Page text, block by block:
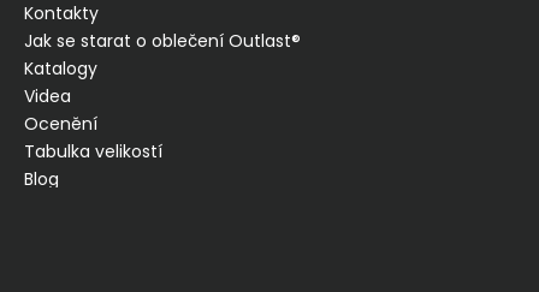
Kontakty
Jak se starat o oblečení Outlast®
Katalogy
Videa
Ocenění
Tabulka velikostí
Blog